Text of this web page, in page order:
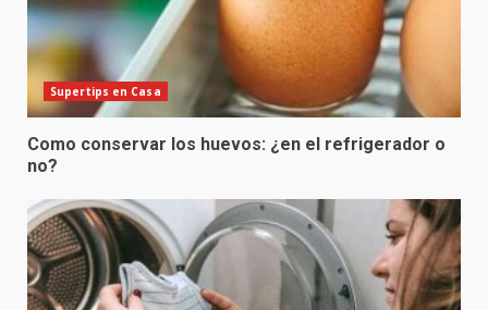
Supertips en Casa
Como conservar los huevos: ¿en el refrigerador o
no?